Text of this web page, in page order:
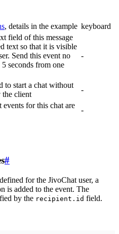
, details in the example keyboard
field of this message
text so that it is visible
Send this event no
seconds from one
-
to start a chat without
the client
-
events for this chat are
-
#
for the JivoChat user, a
is added to the event. The
by the recipient.id field.